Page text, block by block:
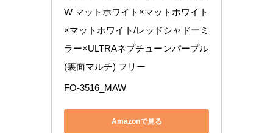
W マットホワイト×マットホワイト
×マットホワイト/レッドシャドーミ
ラー×ULTRAネプチューンパープル
(裏面マルチ) フリー
FO-3516_MAW
Amazonで見る